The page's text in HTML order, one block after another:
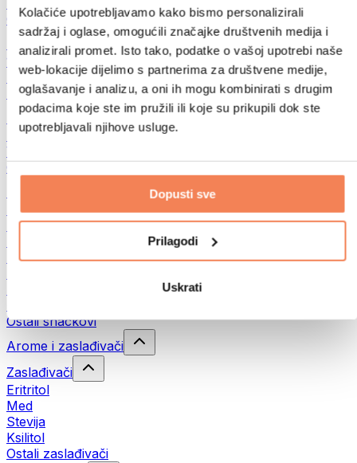
Kolačiće upotrebljavamo kako bismo personalizirali
sadržaj i oglase, omogućili značajke društvenih medija i
analizirali promet. Isto tako, podatke o vašoj upotrebi naše
web-lokacije dijelimo s partnerima za društvene medije,
oglašavanje i analizu, a oni ih mogu kombinirati s drugim
podacima koje ste im pružili ili koje su prikupili dok ste
upotrebljavali njihove usluge.
Dopusti sve
Prilagodi
Uskrati
Mahunarke
Ostalo
Maslaci od orašastih plodova
100% namazi iz orašastih plodova
Slatki namazi od orašastih plodova
Proteinski namazi od orašastih plodova
Supernamirnice
Zelena superhrana
Vlakna
Ostala superhrana
Proteinske pločice
Suho meso
Proteinski kolačići
Energetske i zobene pločice
Ostali snackovi
Arome i zaslađivači
Zaslađivači
Eritritol
Med
Stevija
Ksilitol
Ostali zaslađivači